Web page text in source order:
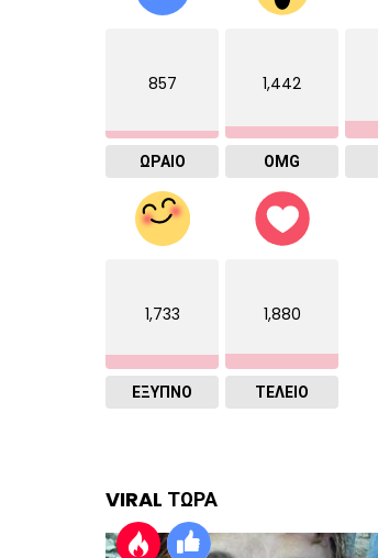
857
ΩΡΑΙΟ
1,442
OMG
1,733
ΈΞΥΠΝΟ
1,880
ΤΕΛΕΙΟ
VIRAL ΤΩΡΑ